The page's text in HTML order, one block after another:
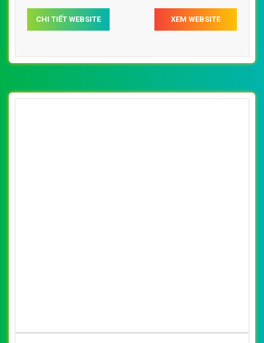
CHI TIẾT WEBSITE XEM WEBSITE